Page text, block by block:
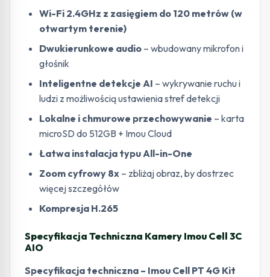
Wi-Fi 2.4GHz z zasięgiem do 120 metrów (w
otwartym terenie)
Dwukierunkowe audio – wbudowany mikrofon i
głośnik
Inteligentne detekcje AI – wykrywanie ruchu i
ludzi z możliwością ustawienia stref detekcji
Lokalne i chmurowe przechowywanie – karta
microSD do 512GB + Imou Cloud
Łatwa instalacja typu All-in-One
Zoom cyfrowy 8x – zbliżaj obraz, by dostrzec
więcej szczegółów
Kompresja H.265
Specyfikacja Techniczna Kamery Imou Cell 3C
AIO
Specyfikacja techniczna – Imou Cell PT 4G Kit